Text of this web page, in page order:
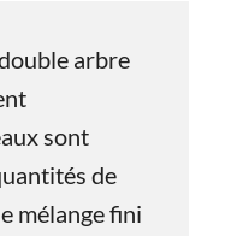
arbre
sont
de
mélange fini